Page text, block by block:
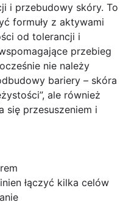
i przebudowy skóry. To
formuły z aktywami
od tolerancji i
przebieg
nie należy
bariery – skóra
ale również
się przesuszeniem i
łączyć kilka celów